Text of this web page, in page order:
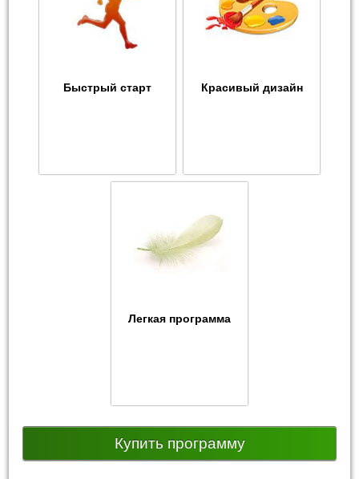
Быстрый старт Красивый дизайн
Легкая программа
Купить программу